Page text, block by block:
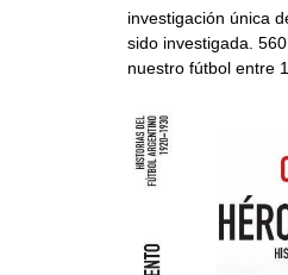
investigación única
sido investigada.
nuestro fútbol entre